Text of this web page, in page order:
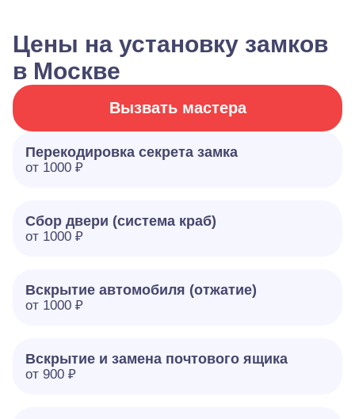
Цены на установку замков
в Москве
Вызвать мастера
Перекодировка секрета замка
от 1000 ₽
Сбор двери (система краб)
от 1000 ₽
Вскрытие автомобиля (отжатие)
от 1000 ₽
Вскрытие и замена почтового ящика
от 900 ₽